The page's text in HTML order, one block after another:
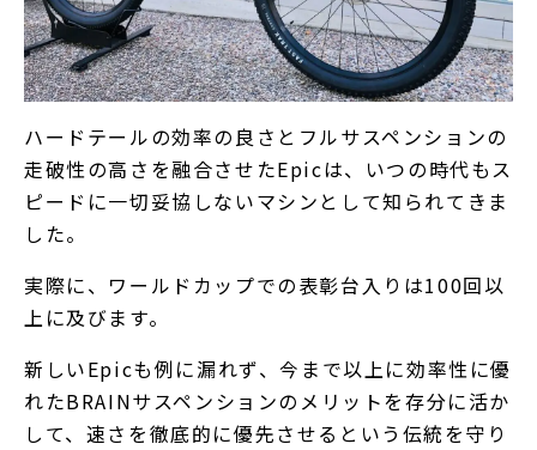
ハードテールの効率の良さとフルサスペンションの
走破性の高さを融合させたEpicは、いつの時代もス
ピードに一切妥協しないマシンとして知られてきま
した。
実際に、ワールドカップでの表彰台入りは100回以
上に及びます。
新しいEpicも例に漏れず、今まで以上に効率性に優
れたBRAINサスペンションのメリットを存分に活か
して、速さを徹底的に優先させるという伝統を守り